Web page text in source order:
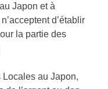
Japon et à
d’établir
la partie des
Locales au Japon,